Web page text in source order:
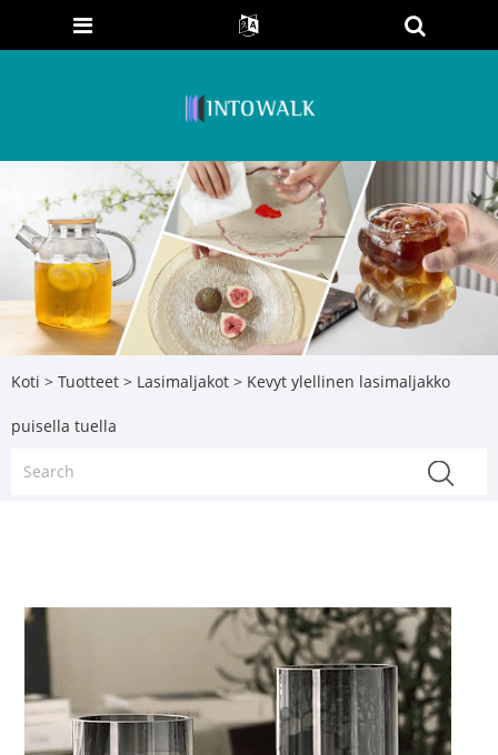
Koti > Tuotteet > Lasimaljakot > Kevyt ylellinen lasimaljakko
puisella tuella